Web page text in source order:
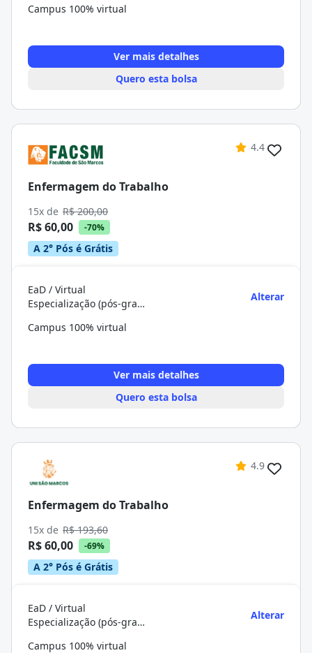
Campus 100% virtual
Ver mais detalhes
Quero esta bolsa
4.4
Enfermagem do Trabalho
15x de R$ 200,00
R$ 60,00 -70%
A 2° Pós é Grátis
EaD / Virtual
Especialização (pós-graduação)
Alterar
Campus 100% virtual
Ver mais detalhes
Quero esta bolsa
4.9
Enfermagem do Trabalho
15x de R$ 193,60
R$ 60,00 -69%
A 2° Pós é Grátis
EaD / Virtual
Especialização (pós-graduação)
Alterar
Campus 100% virtual